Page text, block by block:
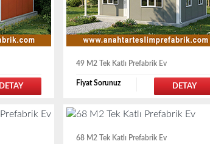
DETAY
49 M2 Tek Katlı Prefabrik Ev
Fiyat Sorunuz DETAY
68 M2 Tek Katlı Prefabrik Ev